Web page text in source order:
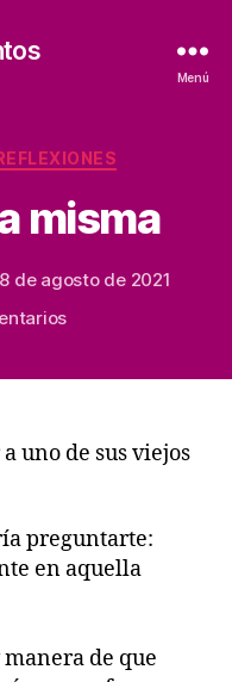
Menú
misma
de agosto de 2021
en
uno de sus viejos
preguntarte:
en aquella
de que